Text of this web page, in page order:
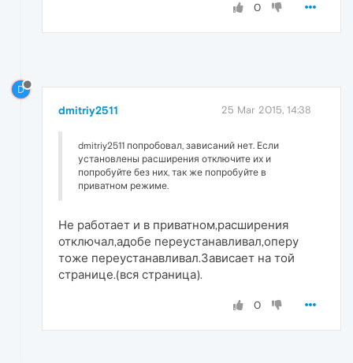
0
D
dmitriy2511 25 Mar 2015, 14:38
dmitriy2511 попробовал, зависаний нет. Если
установлены расширения отключите их и
попробуйте без них, так же попробуйте в
приватном режиме.
Не работает и в приватном,расширения
отключал,адобе переустанавливал,оперу
тоже переустанавливал.Зависает на той
странице.(вся страница).
0